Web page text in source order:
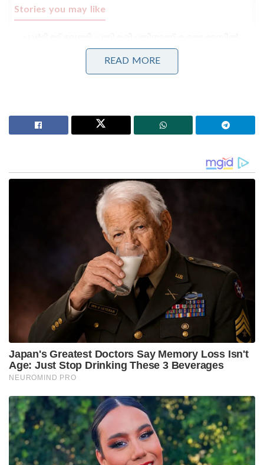
Stories you may like
ജയിലിൽ അടയ്ക്കപ്പെട്ടത്, പിന്തുണ വേണ്ട, പിന്നിൽ
നിന്ന് കുത്തരുത്; ജയരാജനെതിരെ ആഞ്ഞടിച്ച്
നിർദേശങ്ങൾ നൽകാൻ കഴിഞ്ഞ നവംബർ ഒന്നിന്
റെയിൽവേകാര്യ മന്ത്രാലയം സതേൺ റെയിൽവേ
ജനറൽ മാനേജരോട് ആവശ്യപ്പെട്ടിരുന്നു.
കേരളത്തിൽ അതിവേഗ റെയിൽവേ സിസ്റ്റം
വേണമെന്നത് സാധൂകരിക്കുകയാണ് വന്ദേഭാരത്
ട്രെയിനുകളോടുള്ള താത്പര്യം. ഇതെല്ലാം
കണക്കിലെടുത്തുകൊണ്ട് റെയിൽവേ മന്ത്രിക്ക്
സംസ്ഥാനത്തിന്റെ പ്രത്യേക പ്രതിനിധിയെന്ന നിലയിൽ
കത്ത് നൽകിയിരിക്കുന്നതെന്നും അദ്ദേഹം പറഞ്ഞു.
kv thomas Silver Line
READ MORE